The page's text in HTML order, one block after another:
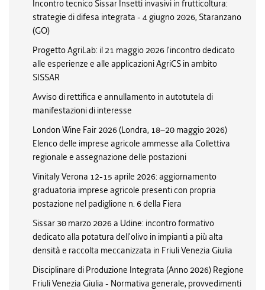
Incontro tecnico Sissar Insetti invasivi in frutticoltura:
strategie di difesa integrata - 4 giugno 2026, Staranzano
(GO)
Progetto AgriLab: il 21 maggio 2026 l’incontro dedicato
alle esperienze e alle applicazioni AgriCS in ambito
SISSAR
Avviso di rettifica e annullamento in autotutela di
manifestazioni di interesse
London Wine Fair 2026 (Londra, 18–20 maggio 2026)
Elenco delle imprese agricole ammesse alla Collettiva
regionale e assegnazione delle postazioni
Vinitaly Verona 12-15 aprile 2026: aggiornamento
graduatoria imprese agricole presenti con propria
postazione nel padiglione n. 6 della Fiera
Sissar 30 marzo 2026 a Udine: incontro formativo
dedicato alla potatura dell’olivo in impianti a più alta
densità e raccolta meccanizzata in Friuli Venezia Giulia
Disciplinare di Produzione Integrata (Anno 2026) Regione
Friuli Venezia Giulia - Normativa generale, provvedimenti